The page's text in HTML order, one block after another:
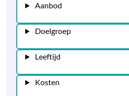
Aanbod
Doelgroep
Leeftijd
Kosten